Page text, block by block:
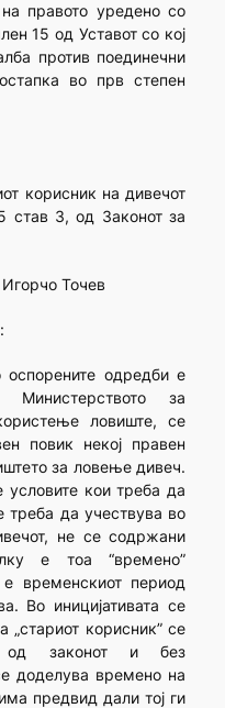
правото уредено со
15 од Уставот со кој
против поединечни
во прв степен
корисник на дивечот
став 3, од Законот за
Игорчо Точев
оспорените одредби е
за
ловиште, се
повик некој правен
за ловење дивеч.
условите кои треба да
треба да учествува во
не се содржани
е тоа “времено”
временскиот период
Во иницијативата се
корисник” се
од законот и без
доделува времено на
предвид дали тој ги